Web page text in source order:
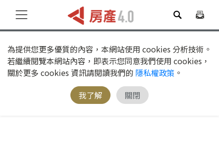
為提供您更多優質的內容，本網站使用 cookies 分析技術。
若繼續閱覽本網站內容，即表示您同意我們使用 cookies，
關於更多 cookies 資訊請閱讀我們的 隱私權政策 。
我了解
關閉